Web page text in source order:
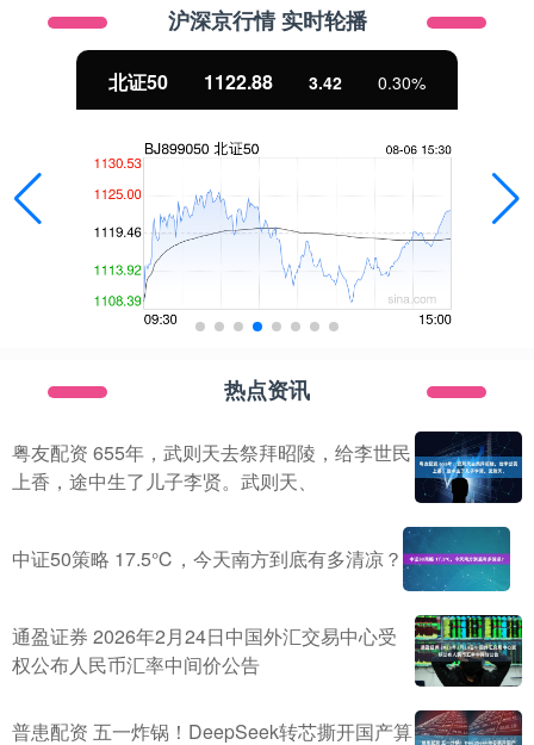
沪深京行情 实时轮播
北证50 1122.88 3.42 0.30%
热点资讯
粤友配资 655年，武则天去祭拜昭陵，给李世民
上香，途中生了儿子李贤。武则天、
中证50策略 17.5℃，今天南方到底有多清凉？
通盈证券 2026年2月24日中国外汇交易中心受
权公布人民币汇率中间价公告
普患配资 五一炸锅！DeepSeek转芯撕开国产算